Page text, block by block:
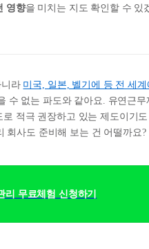
영향을 미치는 지도 확인할 수 있
라 미국, 일본, 벨기에 등 전 세계
수 없는 파도와 같아요. 유연근무
로 적극 권장하고 있는 제도이기도
회사도 준비해 보는 건 어떨까요?
리 무료체험 신청하기